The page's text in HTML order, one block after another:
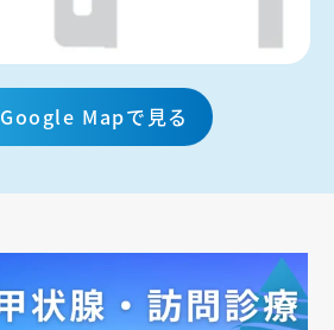
Google Mapで見る